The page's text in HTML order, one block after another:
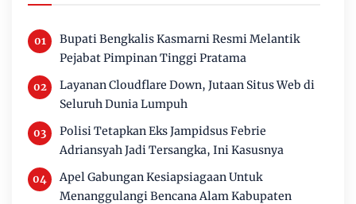
Bupati Bengkalis Kasmarni Resmi Melantik
Pejabat Pimpinan Tinggi Pratama
Layanan Cloudflare Down, Jutaan Situs Web di
Seluruh Dunia Lumpuh
Polisi Tetapkan Eks Jampidsus Febrie
Adriansyah Jadi Tersangka, Ini Kasusnya
Apel Gabungan Kesiapsiagaan Untuk
Menanggulangi Bencana Alam Kabupaten